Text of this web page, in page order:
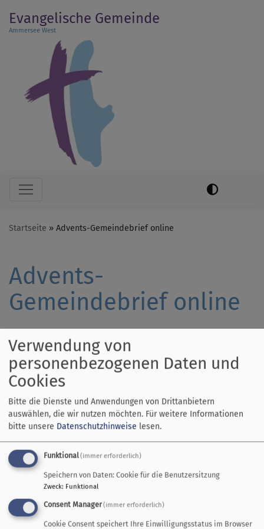
zum
Inhalt
Evangelische Gemeinde
Ammersee West
Hauptnavigation
Startseite Advents-Gemeindebrief online
Advents-
Gemeindebrief online
ist fertig.
Wie immer mit vielen
Gemeindeleben.
Thematisch geht es
diesmal um Heimat:
Heimat verlieren und
Heimat finden – vor 2000
Jahren und heute, in
Ammersee.
Viel Freude beim Lesen wünscht das Redaktionsteam!
Verwendung von
personenbezogenen Daten und
Cookies
Bitte die Dienste und Anwendungen von Drittanbietern
auswählen, die wir nutzen möchten. Für weitere Informationen
bitte unsere Datenschutzhinweise lesen.
Funktional(immer erforderlich)
Speichern von Daten: Cookie für die Benutzersitzung
Zweck: Funktional
Consent Manager(immer erforderlich)
Cookie Consent speichert Ihre Einwilligungsstatus im Browser